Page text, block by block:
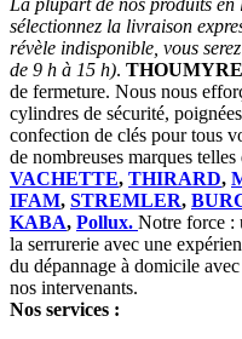
La plupart de nos produits en
sélectionnez la livraison
révèle indisponible, vous
de 9 h à 15 h). THOUMYRE
de fermeture. Nous nous
cylindres de sécurité,
confection de clés pour tous
de nombreuses marques telles
VACHETTE, THIRARD,
IFAM, STREMLER,
KABA, Pollux. Notre force :
la serrurerie avec une
du dépannage à domicile
nos intervenants.
Nos services :